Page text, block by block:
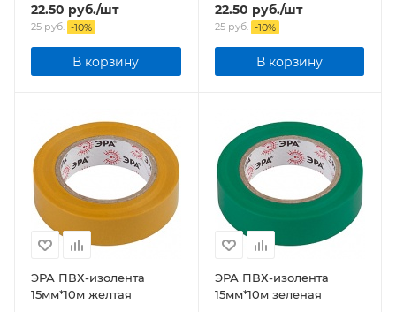
22.50 руб./шт
25руб. -10%
В корзину
22.50 руб./шт
25руб. -10%
В корзину
ЭРА ПВХ-изолента
15мм*10м желтая
ЭРА ПВХ-изолента
15мм*10м зеленая